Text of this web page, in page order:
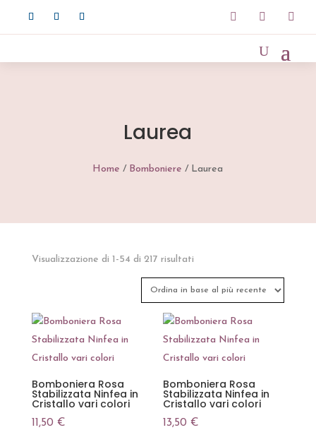
  
Laurea
Home / Bomboniere / Laurea
Visualizzazione di 1-54 di 217 risultatiOrdina
in
base
più
recente
Bomboniera Rosa
Stabilizzata Ninfea in
Cristallo vari colori
11,50 €
Bomboniera Rosa
Stabilizzata Ninfea in
Cristallo vari colori
13,50€